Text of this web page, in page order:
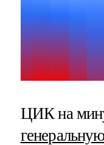
ЦИК на